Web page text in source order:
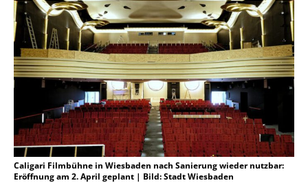
Caligari Filmbühne in Wiesbaden nach Sanierung wieder nutzbar:
Eröffnung am 2. April geplant | Bild: Stadt Wiesbaden